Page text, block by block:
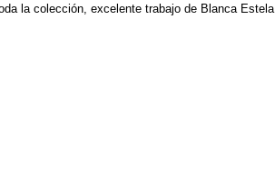
la colección, excelente trabajo de Blanca Estela.